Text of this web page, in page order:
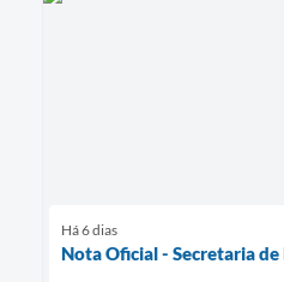
Há 6 dias
Nota Oficial - Secretaria de